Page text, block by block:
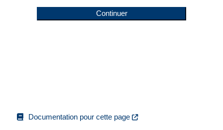
Continuer
Documentation pour cette page